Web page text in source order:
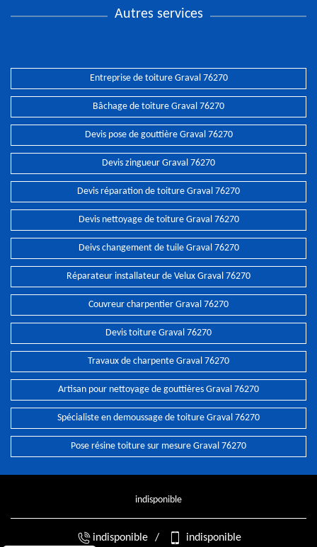
Autres services
Entreprise de toiture Graval 76270
Bâchage de toiture Graval 76270
Devis pose de gouttière Graval 76270
Devis zingueur Graval 76270
Devis réparation de toiture Graval 76270
Devis nettoyage de toiture Graval 76270
Deivs changement de tuile Graval 76270
Réparateur installateur de Velux Graval 76270
Couvreur charpentier Graval 76270
Devis toiture Graval 76270
Travaux de charpente Graval 76270
Artisan pour nettoyage de gouttières Graval 76270
Spécialiste en demoussage de toiture Graval 76270
Pose résine toiture sur mesure Graval 76270
indisponible
indisponible / indisponible